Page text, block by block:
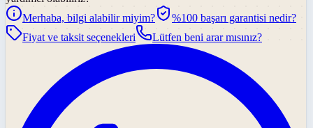
Merhaba, bilgi alabilir miyim?
%100 başarı garantisi nedir?
Fiyat ve taksit seçenekleri
Lütfen beni arar mısınız?